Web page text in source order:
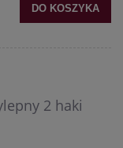
DO KOSZYKA
2 haki